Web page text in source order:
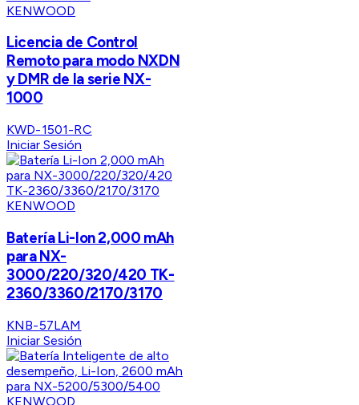
KENWOOD
Licencia de Control
Remoto para modo NXDN
y DMR de la serie NX-
1000
KWD-1501-RC
Iniciar Sesión
KENWOOD
Batería Li-Ion 2,000 mAh
para NX-
3000/220/320/420 TK-
2360/3360/2170/3170
KNB-57LAM
Iniciar Sesión
KENWOOD